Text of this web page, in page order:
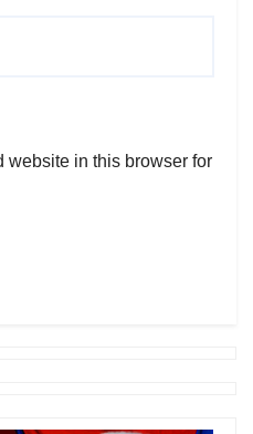
website in this browser for